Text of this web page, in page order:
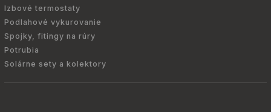
Izbové termostaty
Podlahové vykurovanie
Spojky, fitingy na rúry
Potrubia
Solárne sety a kolektory